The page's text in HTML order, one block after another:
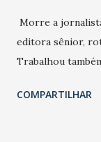
Morre a
editora sênior,
Trabalhou
COMPARTILHAR